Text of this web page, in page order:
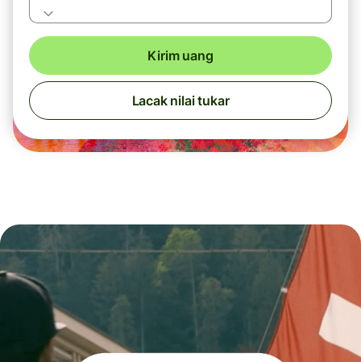
Kirim uang
Lacak nilai tukar